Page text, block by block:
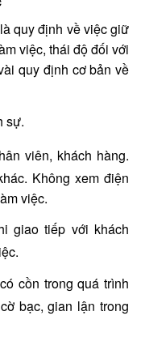
quy định về việc giữ
việc, thái độ đối với
quy định cơ bản về
sự.
viên, khách hàng.
Không xem điện
việc.
giao tiếp với khách
cồn trong quá trình
bạc, gian lận trong